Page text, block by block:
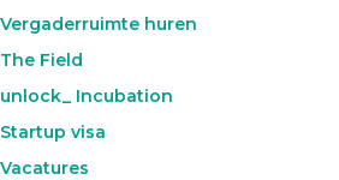
Vergaderruimte huren
The Field
unlock_ Incubation
Startup visa
Vacatures